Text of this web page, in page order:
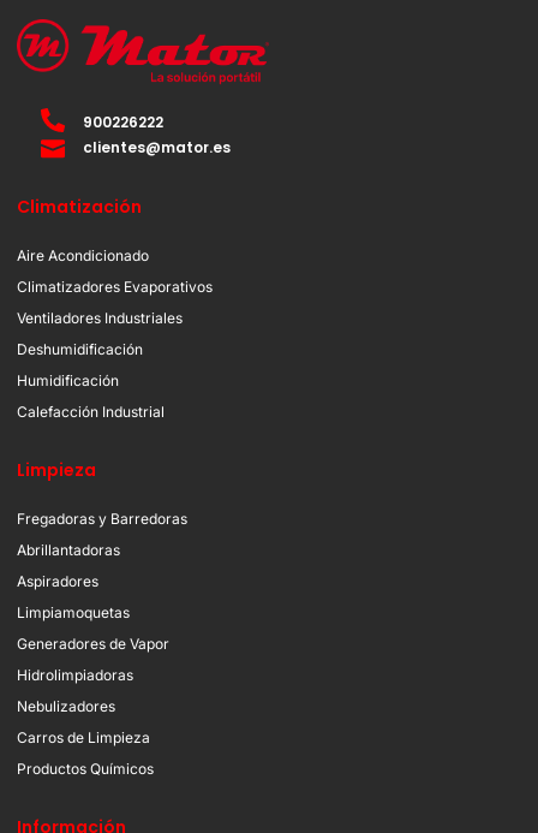
900226222
clientes@mator.es
Climatización
Aire Acondicionado
Climatizadores Evaporativos
Ventiladores Industriales
Deshumidificación
Humidificación
Calefacción Industrial
Limpieza
Fregadoras y Barredoras
Abrillantadoras
Aspiradores
Limpiamoquetas
Generadores de Vapor
Hidrolimpiadoras
Nebulizadores
Carros de Limpieza
Productos Químicos
Información